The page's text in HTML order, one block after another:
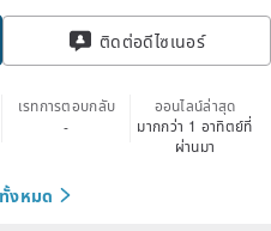
ติดต่อดีไซเนอร์
เรทการตอบกลับ
-
ออนไลน์ล่าสุด
มากกว่า 1 อาทิตย์ที่
ผ่านมา
งหมด